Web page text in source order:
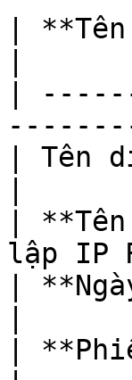
|
|
| Tên
|
lập IP
|
|